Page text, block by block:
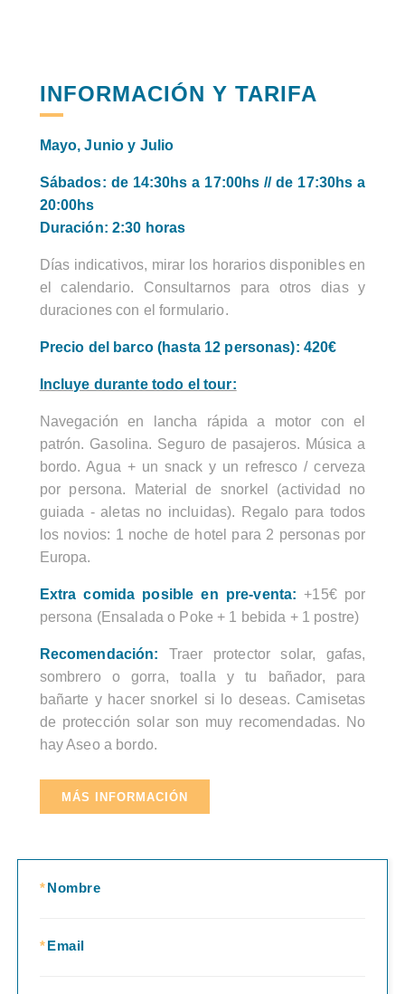
INFORMACIÓN Y TARIFA
Mayo, Junio y Julio
Sábados: de 14:30hs a 17:00hs // de 17:30hs a
20:00hs
Duración: 2:30 horas
Días indicativos, mirar los horarios disponibles en
el calendario. Consultarnos para otros dias y
duraciones con el formulario.
Precio del barco (hasta 12 personas): 420€
Incluye durante todo el tour:
Navegación en lancha rápida a motor con el
patrón. Gasolina. Seguro de pasajeros. Música a
bordo. Agua + un snack y un refresco / cerveza
por persona. Material de snorkel (actividad no
guiada - aletas no incluidas). Regalo para todos
los novios: 1 noche de hotel para 2 personas por
Europa.
Extra comida posible en pre-venta: +15€ por
persona (Ensalada o Poke + 1 bebida + 1 postre)
Recomendación: Traer protector solar, gafas,
sombrero o gorra, toalla y tu bañador, para
bañarte y hacer snorkel si lo deseas. Camisetas
de protección solar son muy recomendadas. No
hay Aseo a bordo.
MÁS INFORMACIÓN
*Nombre
*Email